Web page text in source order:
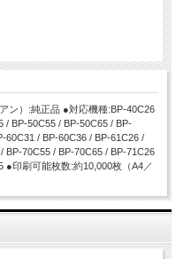
ン）:純正品 ●対応機種:BP-40C26
/ BP-50C55 / BP-50C65 / BP-
60C31 / BP-60C36 / BP-61C26 /
BP-70C55 / BP-70C65 / BP-71C26
●印刷可能枚数:約10,000枚（A4／